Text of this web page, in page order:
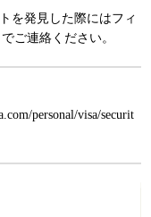
を発見した際にはフィ
ご連絡ください。
personal/visa/securit